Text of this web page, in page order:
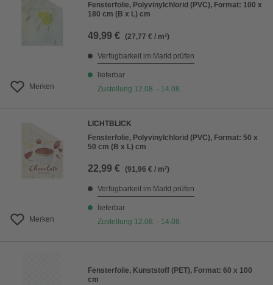
Merken
Fensterfolie, Polyvinylchlorid (PVC), Format: 100 x
180 cm (B x L) cm
49,99 € (27,77 € / m²)
Verfügbarkeit im Markt prüfen
lieferbar
Zustellung 12.08. - 14.08.
Merken
LICHTBLICK
Fensterfolie, Polyvinylchlorid (PVC), Format: 50 x
50 cm (B x L) cm
22,99 € (91,96 € / m²)
Verfügbarkeit im Markt prüfen
lieferbar
Zustellung 12.08. - 14.08.
Fensterfolie, Kunststoff (PET), Format: 60 x 100
cm